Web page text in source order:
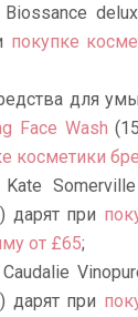
покупке
для
Face Wash
косметики
дарят при
от £65;
дарят при